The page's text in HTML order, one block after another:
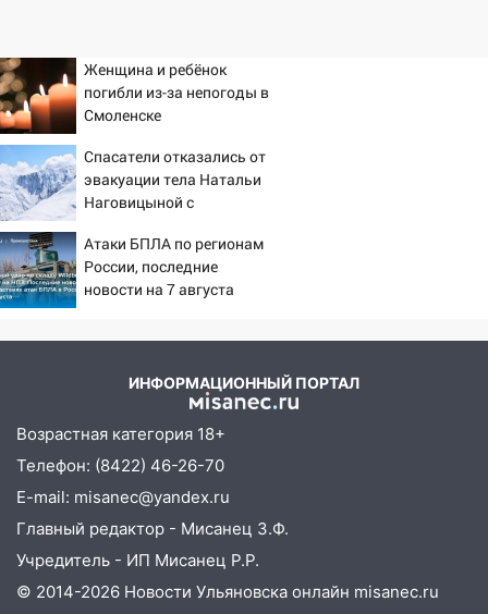
Женщина и ребёнок
погибли из-за непогоды в
Смоленске
Спасатели отказались от
эвакуации тела Натальи
Наговицыной с
Атаки БПЛА по регионам
России, последние
новости на 7 августа
ИНФОРМАЦИОННЫЙ ПОРТАЛ
Возрастная категория 18+
Телефон: (8422) 46-26-70
E-mail: misanec@yandex.ru
Главный редактор - Мисанец З.Ф.
Учредитель - ИП Мисанец Р.Р.
© 2014-2026 Новости Ульяновска онлайн misanec.ru